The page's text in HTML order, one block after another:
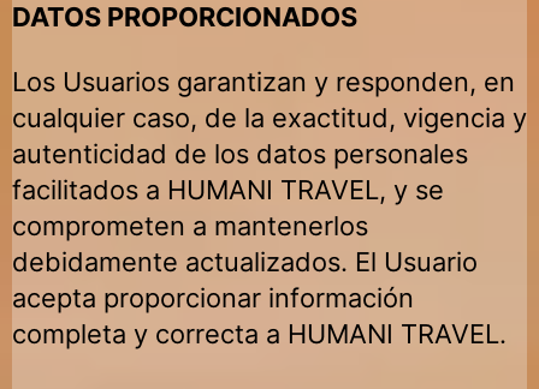
DATOS PROPORCIONADOS
Los Usuarios garantizan y responden, en
cualquier caso, de la exactitud, vigencia y
autenticidad de los datos personales
facilitados a HUMANI TRAVEL, y se
comprometen a mantenerlos
debidamente actualizados. El Usuario
acepta proporcionar información
completa y correcta a HUMANI TRAVEL.